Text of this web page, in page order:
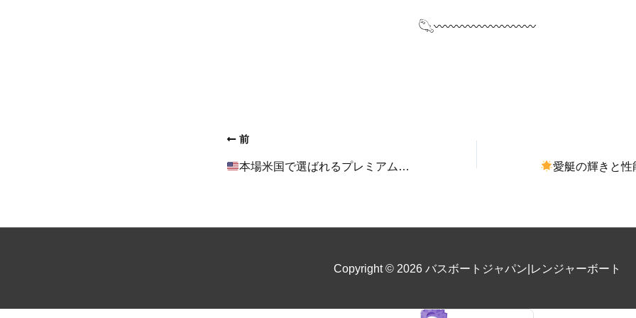
𓆡〰〰〰〰〰〰〰〰〰
前
本場米国で選ばれるプレミアムバスボート 【ナイトロボート】愛艇の輝きと性
Copyright © 2026 バスボートジャパン|レンジャーボート